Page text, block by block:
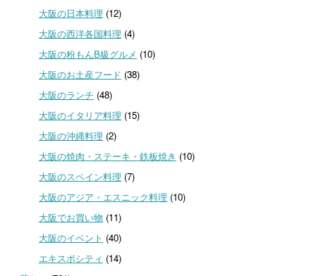
大阪の日本料理 (12)
大阪の西洋各国料理 (4)
大阪の粉もんB級グルメ (10)
大阪のお土産フード (38)
大阪のランチ (48)
大阪のイタリア料理 (15)
大阪の沖縄料理 (2)
大阪の焼肉・ステーキ・鉄板焼き (10)
大阪のスペイン料理 (7)
大阪のアジア・エスニック料理 (10)
大阪でお買い物 (11)
大阪のイベント (40)
エキスポシティ (14)